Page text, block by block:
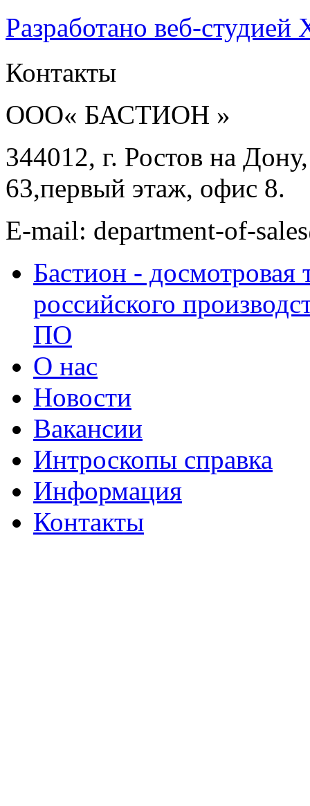
Разработано веб-студией
Контакты
ООО« БАСТИОН »
344012, г. Ростов на
63,первый этаж, офис 8.
E-mail: department-of-
Бастион - досмотровая
российского
ПО
О нас
Новости
Вакансии
Интроскопы справка
Информация
Контакты